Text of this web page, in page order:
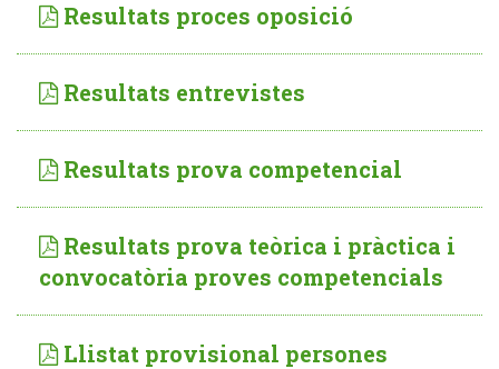
Resultats proces oposició
Resultats entrevistes
Resultats prova competencial
Resultats prova teòrica i pràctica i
convocatòria proves competencials
Llistat provisional persones